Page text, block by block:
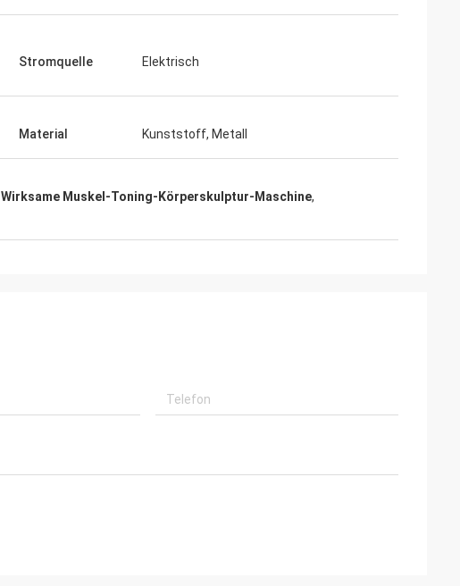
Stromquelle Elektrisch
Material Kunststoff, Metall
Wirksame Muskel-Toning-Körperskulptur-Maschine,